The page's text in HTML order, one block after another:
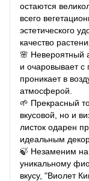
остаются
всего
эстетического
качество
🌸 Невероятный
и очаровывает
проникает в
атмосферой.
🌱 Прекрасный
вкусовой, но и
листок одарен
идеальным
🍃 Незаменим на
уникальному
вкусу, "Виолет